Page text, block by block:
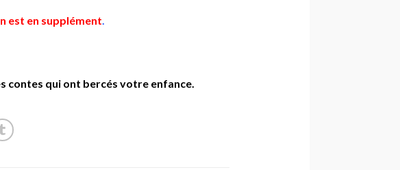
est en supplément.
contes qui ont bercés votre enfance.